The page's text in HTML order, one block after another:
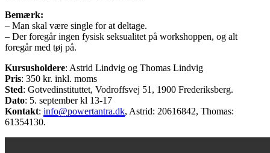
Bemærk:
– Man skal være single for at deltage.
– Der foregår ingen fysisk seksualitet på workshoppen, og alt
foregår med tøj på.
Kursusholdere: Astrid Lindvig og Thomas Lindvig
Pris: 350 kr. inkl. moms
Sted: Gotvedinstituttet, Vodroffsvej 51, 1900 Frederiksberg.
Dato: 5. september kl 13-17
Kontakt: info@powertantra.dk, Astrid: 20616842, Thomas:
61354130.